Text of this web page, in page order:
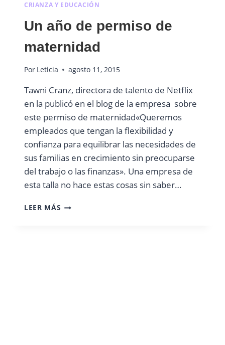
CRIANZA Y EDUCACIÓN
Un año de permiso de
maternidad
Por Leticia agosto 11, 2015
Tawni Cranz, directora de talento de Netflix
en la publicó en el blog de la empresa sobre
este permiso de maternidad«Queremos
empleados que tengan la flexibilidad y
confianza para equilibrar las necesidades de
sus familias en crecimiento sin preocuparse
del trabajo o las finanzas». Una empresa de
esta talla no hace estas cosas sin saber…
LEER MÁS UN